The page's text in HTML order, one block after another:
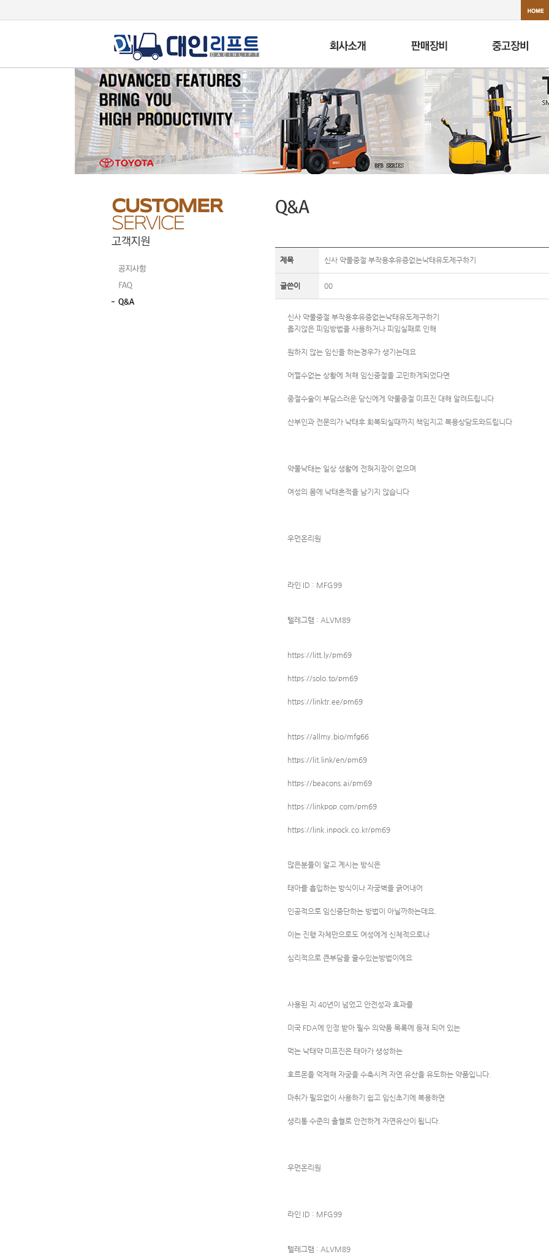
제목 신사 약물중절 부작용후유증없는낙태유도제구하기
글쓴이 00
신사 약물중절 부작용후유증없는낙태유도제구하기
옳지않은 피임방법을 사용하거나 피임실패로 인해
원하지 않는 임신을 하는경우가 생기는데요
어쩔수없는 상황에 처해 임신중절을 고민하게되었다면
중절수술이 부담스러운 당신에게 약물중절 미프진 대해 알려드립니다
산부인과 전문의가 낙태후 회복되실때까지 책임지고 복용상담도와드립니다
약물낙태는 일상 생활에 전혀지장이 없으며
여성의 몸에 낙태흔적을 남기지 않습니다
우먼온리원
라인 ID : MFG99
텔레그램 : ALVM89
https://litt.ly/pm69
https://solo.to/pm69
https://linktr.ee/pm69
https://allmy.bio/mfg66
https://lit.link/en/pm69
https://beacons.ai/pm69
https://linkpop.com/pm69
https://link.inpock.co.kr/pm69
많은분들이 알고 계시는 방식은
태아를 흡입하는 방식이나 자궁벽을 긁어내어
인공적으로 임신중단하는 방법이 아닐까하는데요.
이는 진행 자체만으로도 여성에게 신체적으로나
심리적으로 큰부담을 줄수있는방법이에요
사용된 지 40년이 넘었고 안전성과 효과를
미국 FDA에 인정 받아 필수 의약품 목록에 등재 되어 있는
먹는 낙태약 미프진은 태아가 생성하는
호르몬을 억제해 자궁을 수축시켜 자연 유산을 유도하는 약품입니다.
마취가 필요없이 사용하기 쉽고 임신초기에 복용하면
생리통 수준의 출혈로 안전하게 자연유산이 됩니다.
우먼온리원
라인 ID : MFG99
텔레그램 : ALVM89